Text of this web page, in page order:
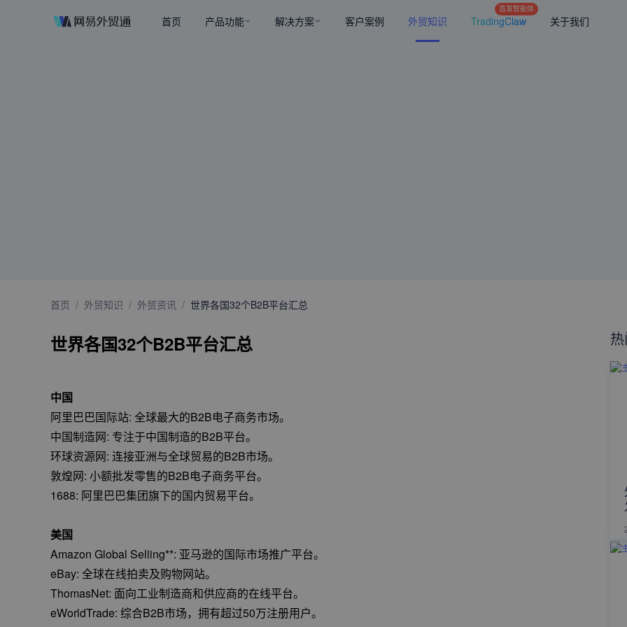
首页 产品功能 解决方案 客户案例 外贸知识 TradingClaw
首发智能体
关于我们
首页 / 外贸知识 / 外贸资讯 / 世界各国32个B2B平台汇总
世界各国32个B2B平台汇总
中国
阿里巴巴国际站: 全球最大的B2B电子商务市场。
中国制造网: 专注于中国制造的B2B平台。
环球资源网: 连接亚洲与全球贸易的B2B市场。
敦煌网: 小额批发零售的B2B电子商务平台。
1688: 阿里巴巴集团旗下的国内贸易平台。
美国
Amazon Global Selling**: 亚马逊的国际市场推广平台。
eBay: 全球在线拍卖及购物网站。
ThomasNet: 面向工业制造商和供应商的在线平台。
eWorldTrade: 综合B2B市场，拥有超过50万注册用户。